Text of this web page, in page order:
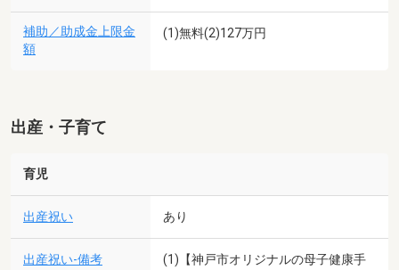
補助／助成金上限金
額
(1)無料(2)127万円
出産・子育て
育児
出産祝い あり
出産祝い-備考 (1)【神戸市オリジナルの母子健康手